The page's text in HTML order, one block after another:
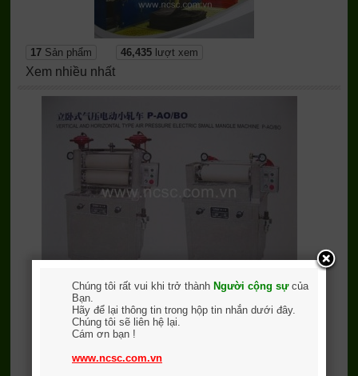
17Sản phẩm 46,435lượt xem
Xem nhiều nhất
Máy ép mẫu thí nghiệm
Chúng tôi rất vui khi trở thành Người cộng sựcủa
Bạn.
Hãy để lại thông tin trong hộp tin nhắn dưới đây.
Chúng tôi sẽ liên hệ lại.
Cám ơn bạn !
www.ncsc.com.vn